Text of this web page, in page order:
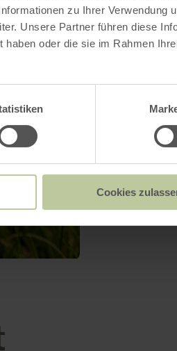
zu Ihrer Verwendung
Unsere Partner führen diese
oder die sie im Rahmen
Cookies